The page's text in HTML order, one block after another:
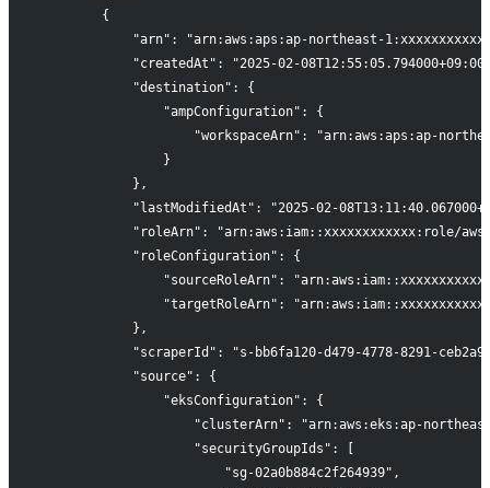
        {
"arn": "arn:aws:aps:ap-northeast-
"createdAt": "2025-02-
            "destination": {
                "ampConfiguration": {
"workspaceArn": "arn:aws:aps:ap-
                }
            },
"lastModifiedAt": "2025-02-
"roleArn": "arn:aws:iam::xxxxxxxxxxxx:role/
            "roleConfiguration": {
"sourceRoleArn":
"targetRoleArn":
            },
"scraperId": "s-bb6fa120-d479-4778-8291-
            "source": {
                "eksConfiguration": {
"clusterArn": "arn:aws:eks:ap-
                    "securityGroupIds": [
                        "sg-02a0b884c2f264939",